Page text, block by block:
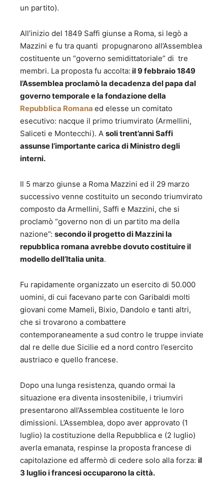
un partito).
All’inizio del 1849 Saffi giunse a Roma, si legò a
Mazzini e fu tra quanti propugnarono all’Assemblea
costituente un “governo semidittatoriale” di tre
membri. La proposta fu accolta: il 9 febbraio 1849
l’Assemblea proclamò la decadenza del papa dal
governo temporale e la fondazione della
Repubblica Romana ed elesse un comitato
esecutivo: nacque il primo triumvirato (Armellini,
Saliceti e Montecchi). A soli trent’anni Saffi
assunse l’importante carica di Ministro degli
interni.
Il 5 marzo giunse a Roma Mazzini ed il 29 marzo
successivo venne costituito un secondo triumvirato
composto da Armellini, Saffi e Mazzini, che si
proclamò “governo non di un partito ma della
nazione”: secondo il progetto di Mazzini la
repubblica romana avrebbe dovuto costituire il
modello dell’Italia unita.
Fu rapidamente organizzato un esercito di 50.000
uomini, di cui facevano parte con Garibaldi molti
giovani come Mameli, Bixio, Dandolo e tanti altri,
che si trovarono a combattere
contemporaneamente a sud contro le truppe inviate
dal re delle due Sicilie ed a nord contro l’esercito
austriaco e quello francese.
Dopo una lunga resistenza, quando ormai la
situazione era diventa insostenibile, i triumviri
presentarono all’Assemblea costituente le loro
dimissioni. L’Assemblea, dopo aver approvato (1
luglio) la costituzione della Repubblica e (2 luglio)
averla emanata, respinse la proposta francese di
capitolazione ed affermò di cedere solo alla forza: il
3 luglio i francesi occuparono la città.